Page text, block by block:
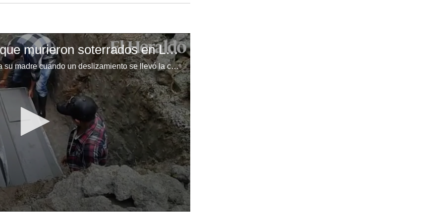
Sepultan a menores que murieron soterrados en La Paz
Los dos menores murieron junto a su madre cuando un deslizamiento se llevó la casa donde habitaban en la aldea Santa Ana, La Paz.